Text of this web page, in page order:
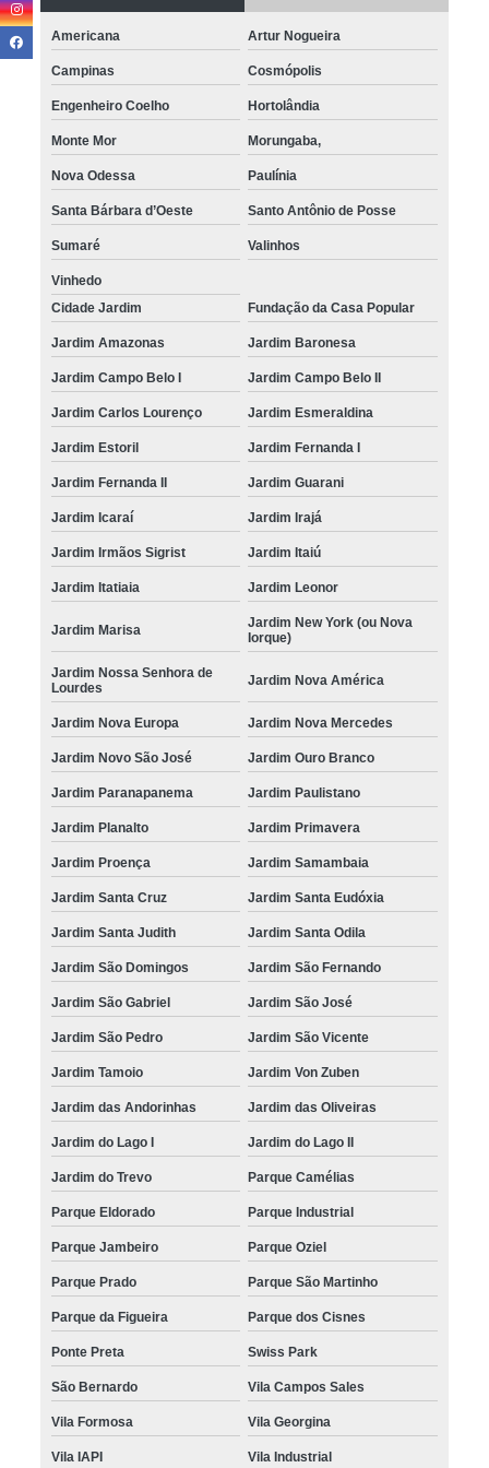
preço de trava elétrica para porta Jardim Baronesa
trava elétrica para carros 4 portas Vinhedo
manutenção de trava elétrica para carros 2 portas Campinas
trava elétrica reparo Jardim Novo São José
trava elétrica automotiva Jardim Nova América
preço de trava elétrica 4 portas Fundação da Casa Popular
trava elétrica universal 4 portas Jardim Baronesa
preço de trava elétrica para carros 4 portas Paulínia
manutenção de trava elétrica universal 2 portas Jardim Santa Judith
trava elétrica 4 portas Jardim Irmãos Sigrist
preço de trava elétrica universal 2 portas Jardim Santa Odila
preço de trava elétrica para carros 2 portas Jardim São Gabriel
preço de trava elétrica para carros 2 portas Jardim São Gabriel
trava elétrica universal 2 portas reparo Cidade Jardim
manutenção de trava elétrica para porta Parque Camélias
preço de trava elétrica Jardim do Lago I
manutenção de trava elétrica Valinhos
trava elétrica para porta reparo Ponte Preta
manutenção de trava elétrica universal 2 portas Jardim Santa Judith
preço de trava elétrica universal Jardim Nossa Senhora de Lourdes
manutenção de trava elétrica universal 4 portas Parque dos Cisnes
manutenção de trava elétrica universal 4 portas Parque dos Cisnes
trava elétrica para porta malas Parque da Figueira
manutenção de trava elétrica automotiva Vila Campos Sales
trava elétrica universal 2 portas reparo Cidade Jardim
trava elétrica para carro reparo Monte Mor
trava elétrica 4 portas reparo Jardim São Vicente
trava elétrica para porta Jardim São Fernando
trava elétrica para porta Jardim São Fernando
trava elétrica porta malas reparo Vila Palmeiras
preço de trava elétrica automotiva Hortolândia
manutenção de trava elétrica Valinhos
trava elétrica automotiva reparo Vila Nova São José
trava elétrica universal reparo Jardim Santa Eudóxia
preço de trava elétrica universal Jardim Nossa Senhora de Lourdes
Americana Artur Nogueira
Campinas Cosmópolis
Engenheiro Coelho Hortolândia
Monte Mor Morungaba,
Nova Odessa Paulínia
Santa Bárbara d’Oeste Santo Antônio de Posse
Sumaré Valinhos
Vinhedo
Cidade Jardim
Fundação da Casa Popular
Jardim Amazonas Jardim Baronesa
Jardim Campo Belo I Jardim Campo Belo II
Jardim Carlos Lourenço Jardim Esmeraldina
Jardim Estoril Jardim Fernanda I
Jardim Fernanda II Jardim Guarani
Jardim Icaraí Jardim Irajá
Jardim Irmãos Sigrist Jardim Itaiú
Jardim Itatiaia Jardim Leonor
Jardim Marisa
Jardim New York (ou Nova
Iorque)
Jardim Nossa Senhora de
Lourdes
Jardim Nova América
Jardim Nova Europa Jardim Nova Mercedes
Jardim Novo São José Jardim Ouro Branco
Jardim Paranapanema Jardim Paulistano
Jardim Planalto Jardim Primavera
Jardim Proença Jardim Samambaia
Jardim Santa Cruz Jardim Santa Eudóxia
Jardim Santa Judith Jardim Santa Odila
Jardim São Domingos Jardim São Fernando
Jardim São Gabriel Jardim São José
Jardim São Pedro Jardim São Vicente
Jardim Tamoio Jardim Von Zuben
Jardim das Andorinhas Jardim das Oliveiras
Jardim do Lago I Jardim do Lago II
Jardim do Trevo Parque Camélias
Parque Eldorado Parque Industrial
Parque Jambeiro Parque Oziel
Parque Prado Parque São Martinho
Parque da Figueira Parque dos Cisnes
Ponte Preta Swiss Park
São Bernardo Vila Campos Sales
Vila Formosa Vila Georgina
Vila IAPI Vila Industrial